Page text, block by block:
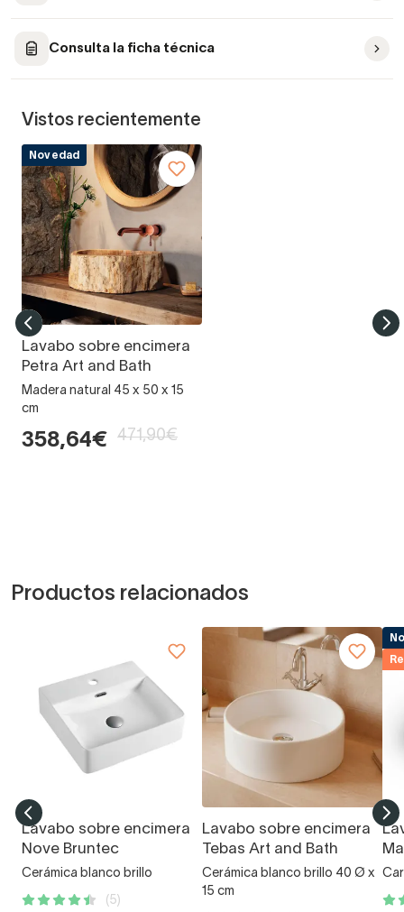
Consulta la ficha técnica
Vistos recientemente
Novedad
Lavabo sobre encimera
Petra Art and Bath
Madera natural 45 x 50 x 15
cm
358,64€ 471,90€
Productos relacionados
Lavabo sobre encimera
Nove Bruntec
Cerámica blanco brillo
(5)
Lavabo sobre encimera
Tebas Art and Bath
Cerámica blanco brillo 40 Ø x
15 cm